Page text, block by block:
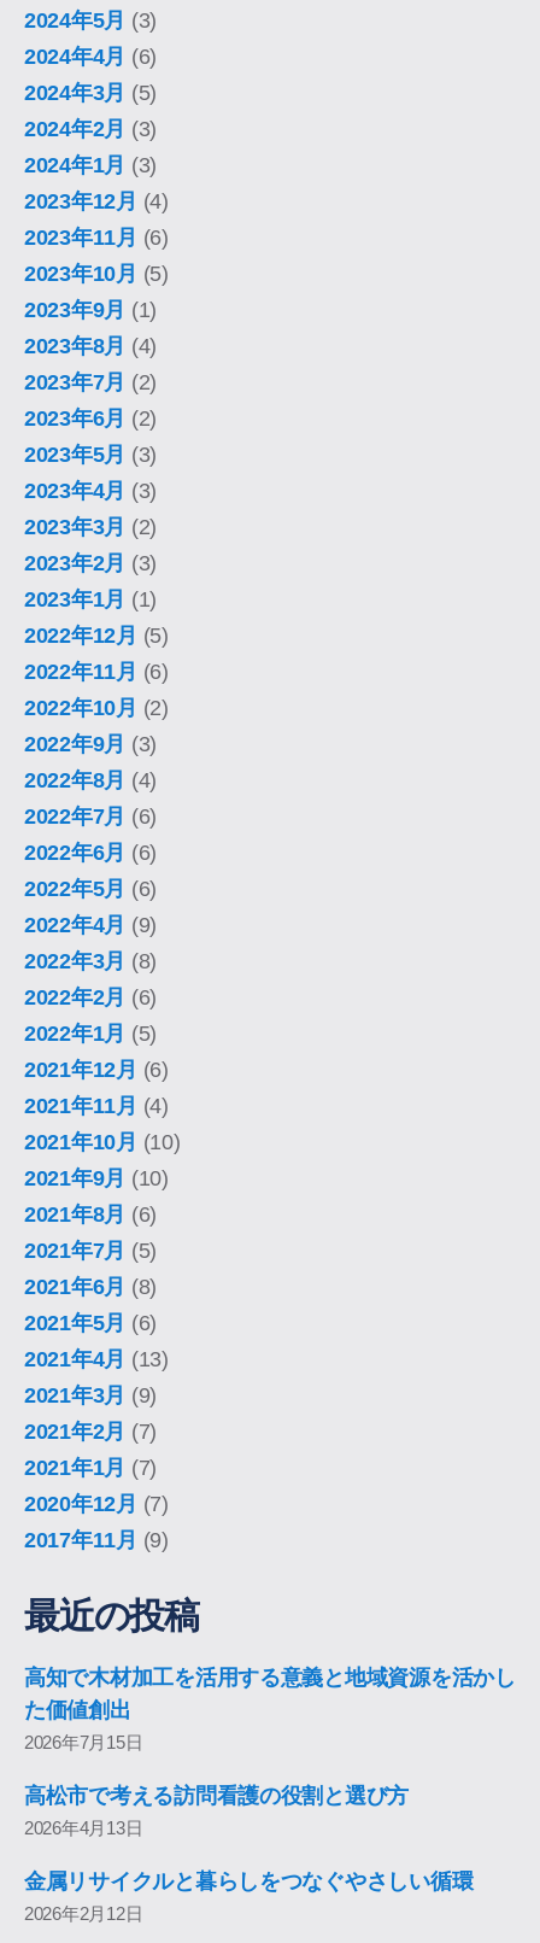
2024年5月 (3)
2024年4月 (6)
2024年3月 (5)
2024年2月 (3)
2024年1月 (3)
2023年12月 (4)
2023年11月 (6)
2023年10月 (5)
2023年9月 (1)
2023年8月 (4)
2023年7月 (2)
2023年6月 (2)
2023年5月 (3)
2023年4月 (3)
2023年3月 (2)
2023年2月 (3)
2023年1月 (1)
2022年12月 (5)
2022年11月 (6)
2022年10月 (2)
2022年9月 (3)
2022年8月 (4)
2022年7月 (6)
2022年6月 (6)
2022年5月 (6)
2022年4月 (9)
2022年3月 (8)
2022年2月 (6)
2022年1月 (5)
2021年12月 (6)
2021年11月 (4)
2021年10月 (10)
2021年9月 (10)
2021年8月 (6)
2021年7月 (5)
2021年6月 (8)
2021年5月 (6)
2021年4月 (13)
2021年3月 (9)
2021年2月 (7)
2021年1月 (7)
2020年12月 (7)
2017年11月 (9)
最近の投稿
高知で木材加工を活用する意義と地域資源を活かし
た価値創出
2026年7月15日
高松市で考える訪問看護の役割と選び方
2026年4月13日
金属リサイクルと暮らしをつなぐやさしい循環
2026年2月12日